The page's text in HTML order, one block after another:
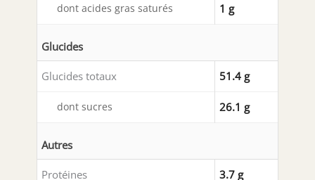
dont acides gras saturés 1 g
Glucides
Glucides totaux 51.4 g
dont sucres 26.1 g
Autres
Protéines 3.7 g